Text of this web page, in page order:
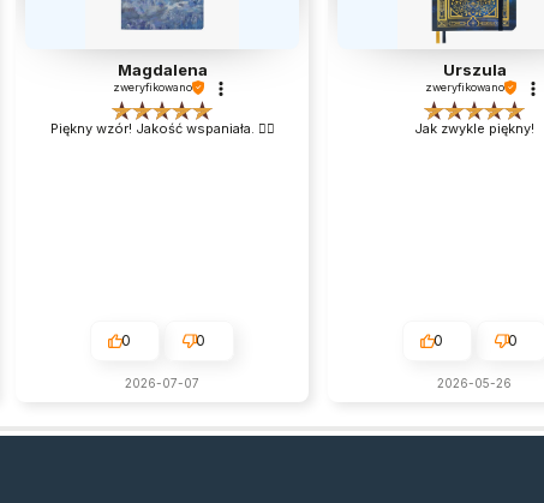
Magdalena
zweryfikowano
Piękny wzór! Jakość wspaniała. 👌🏻
0 0
2026-07-07
Urszula
zweryfikowano
Jak zwykle piękny!
0 0
2026-05-26